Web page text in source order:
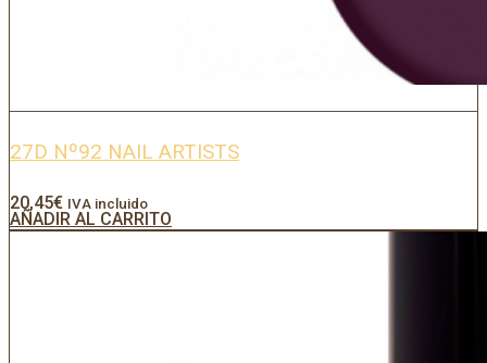
27D Nº92 NAIL ARTISTS
20,45€ IVA incluido
AÑADIR AL CARRITO